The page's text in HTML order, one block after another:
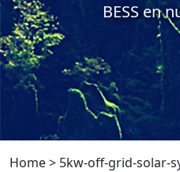
BESS en
Home> 5kw-off-grid-solar-